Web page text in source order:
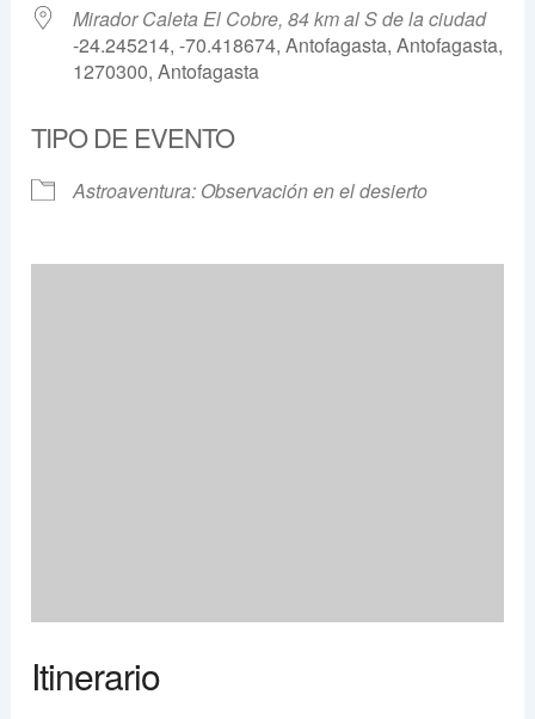
Mirador Caleta El Cobre, 84 km al S de la ciudad
-24.245214, -70.418674, Antofagasta, Antofagasta,
1270300, Antofagasta
TIPO DE EVENTO
Astroaventura: Observación en el desierto
Itinerario